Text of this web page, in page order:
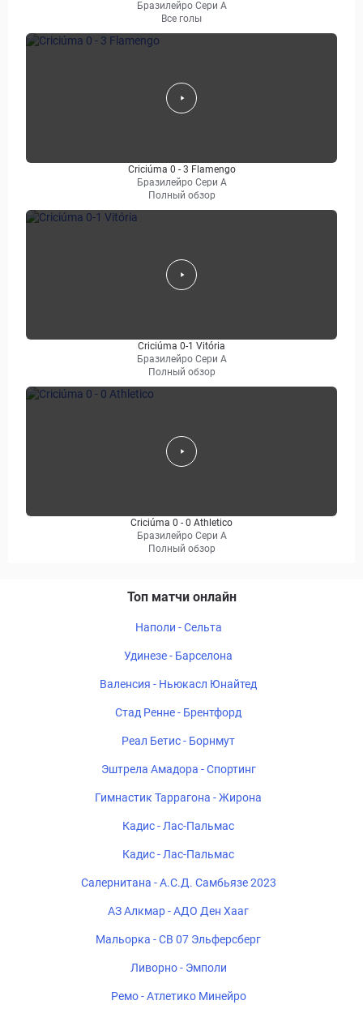
Бразилейро Сери A
Все голы
Criciúma 0 - 3 Flamengo
Бразилейро Сери A
Полный обзор
Criciúma 0-1 Vitória
Бразилейро Сери A
Полный обзор
Criciúma 0 - 0 Athletico
Бразилейро Сери A
Полный обзор
Топ матчи онлайн
Наполи - Сельта
Удинезе - Барселона
Валенсия - Ньюкасл Юнайтед
Стад Ренне - Брентфорд
Реал Бетис - Борнмут
Эштрела Амадора - Спортинг
Гимнастик Таррагона - Жирона
Кадис - Лас-Пальмас
Кадис - Лас-Пальмас
Салернитана - А.С.Д. Самбьязе 2023
АЗ Алкмар - АДО Ден Хааг
Мальорка - СВ 07 Эльферсберг
Ливорно - Эмполи
Ремо - Атлетико Минейро